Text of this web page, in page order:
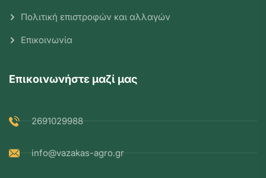
Πολιτική επιστροφών και αλλαγών
Επικοινωνία
Επικοινωνήστε μαζί μας
2691029988
info@vazakas-agro.gr